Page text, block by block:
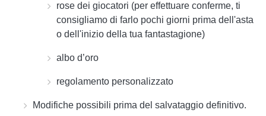
rose dei giocatori (per effettuare conferme, ti
consigliamo di farlo pochi giorni prima dell'asta
o dell'inizio della tua fantastagione)
albo d’oro
regolamento personalizzato
Modifiche possibili prima del salvataggio definitivo.